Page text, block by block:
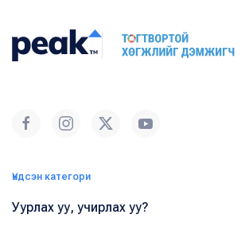
Үндсэн категори
Уурлах уу, учирлах уу?